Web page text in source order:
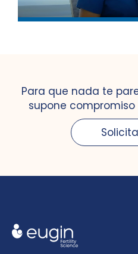
Para que nada te
supone